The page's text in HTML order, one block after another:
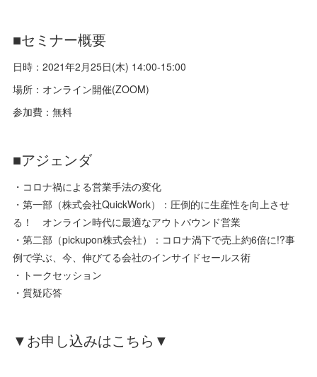
■セミナー概要
日時：2021年2月25日(木) 14:00-15:00
場所：オンライン開催(ZOOM)
参加費：無料
■アジェンダ
・コロナ禍による営業手法の変化
・第一部（株式会社QuickWork）：圧倒的に生産性を向上させ
る！ オンライン時代に最適なアウトバウンド営業
・第二部（pickupon株式会社）：コロナ渦下で売上約6倍に!?事
例で学ぶ、今、伸びてる会社のインサイドセールス術
・トークセッション
・質疑応答
▼お申し込みはこちら▼